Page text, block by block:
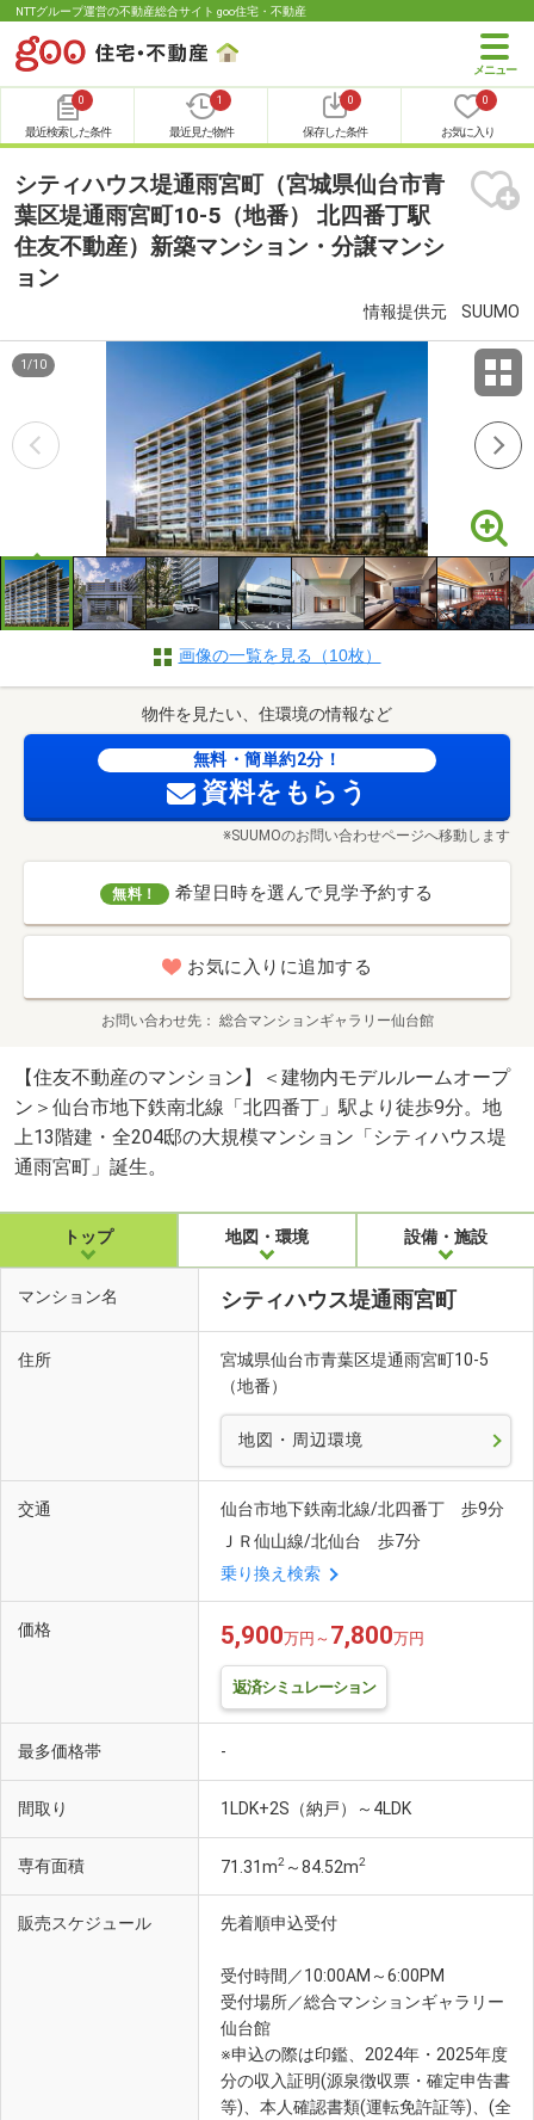
NTTグループ運営の不動産総合サイト goo住宅・不動産
0
最近検索した条件
1
最近見た物件
0
保存した条件
0
お気に入り
シティハウス堤通雨宮町（宮城県仙台市青
葉区堤通雨宮町10-5（地番） 北四番丁駅
住友不動産）新築マンション・分譲マンシ
ョン
情報提供元 SUUMO
1 /10
画像の一覧を見る（10枚）
物件を見たい、住環境の情報など
無料・簡単約2分！
資料をもらう
※SUUMOのお問い合わせページへ移動します
無料！ 希望日時を選んで見学予約する
お気に入りに追加する
お問い合わせ先 総合マンションギャラリー仙台館
【住友不動産のマンション】＜建物内モデルルームオープ
ン＞仙台市地下鉄南北線「北四番丁」駅より徒歩9分。地
上13階建・全204邸の大規模マンション「シティハウス堤
通雨宮町」誕生。
トップ 地図・環境 設備・施設
マンション名 シティハウス堤通雨宮町
住所
宮城県仙台市青葉区堤通雨宮町10-5
（地番）
地図・周辺環境
交通
仙台市地下鉄南北線/北四番丁 歩9分
ＪＲ仙山線/北仙台 歩7分
乗り換え検索
価格 5,900万円～ 7,800万円
返済シミュレーション
最多価格帯 -
間取り 1LDK+2S（納戸）～4LDK
専有面積 71.31m2 ～84.52m2
販売スケジュール 先着順申込受付
受付時間／10:00AM～6:00PM
受付場所／総合マンションギャラリー
仙台館
※申込の際は印鑑、2024年・2025年度
分の収入証明(源泉徴収票・確定申告書
等)、本人確認書類(運転免許証等)、(全